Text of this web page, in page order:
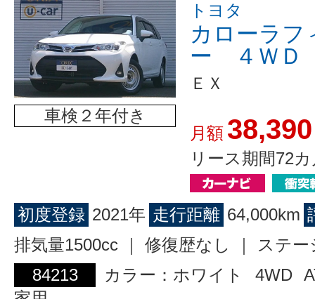
車検２年付き
トヨタ
カローラフ
ー ４ＷＤ
ＥＸ
月額 38,390
リース期間72
初度登録 2021年 走行距離 64,000km
排気量1500cc ｜ 修復歴なし ｜ ステ
84213
カラー：ホワイト 4WD